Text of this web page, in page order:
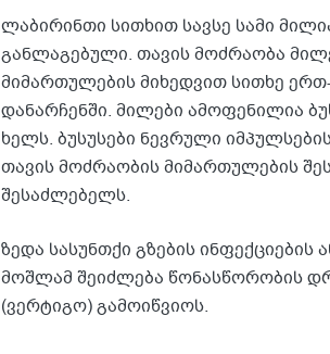
ლაბირინთი სითხით სავსე სამი
განლაგებული. თავის მოძრაობა
მიმართულების მიხედვით სითხე
დანარჩენში. მილები ამოფენილია
ხელს. ბუსუსები ნევრული
თავის მოძრაობის მიმართულების
შესაძლებელს.
ზედა სასუნთქი გზების
მოშლამ შეიძლება წონასწორობის
(ვერტიგო) გამოიწვიოს.